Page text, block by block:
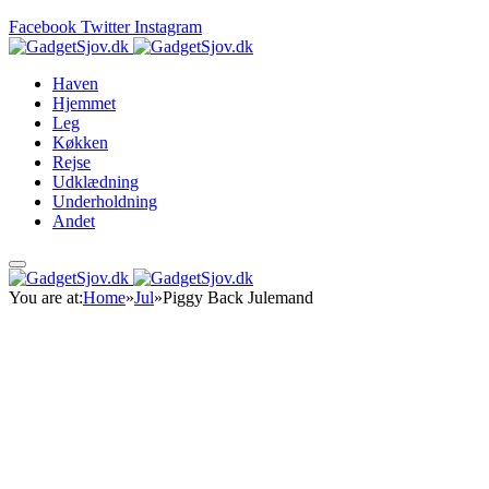
Facebook Twitter Instagram
Haven
Hjemmet
Leg
Køkken
Rejse
Udklædning
Underholdning
Andet
You are at:Home»Jul»Piggy Back Julemand